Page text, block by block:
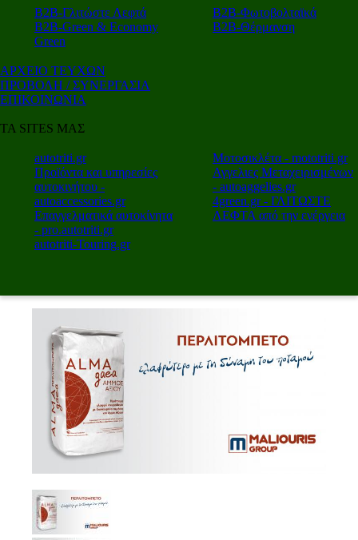
Β2Β-Γλιτώστε Λεφτά
Β2Β-Green & Economy
Green
Β2Β-Φωτοβολταϊκά
Β2Β-Θέρμανση
ΑΡΧΕΙΟ ΤΕΥΧΩΝ
ΠΡΟΒΟΛΗ / ΣΥΝΕΡΓΑΣΙΑ
ΕΠΙΚΟΙΝΩΝΙΑ
ΤΑ SITES ΜΑΣ
autotriti.gr
Προϊόντα και υπηρεσίες
αυτοκινήτου -
autoaccessories.gr
Επαγγελματικά αυτοκίνητα
- pro.autotriti.gr
autotriti-Touring.gr
Μοτοσικλέτα - mototriti.gr
Αγγελιες Μεταχειρισμένων
- autoaggelies.gr
4green.gr - ΓΛΙΤΩΣΤΕ
ΛΕΦΤΑ από την ενέργεια